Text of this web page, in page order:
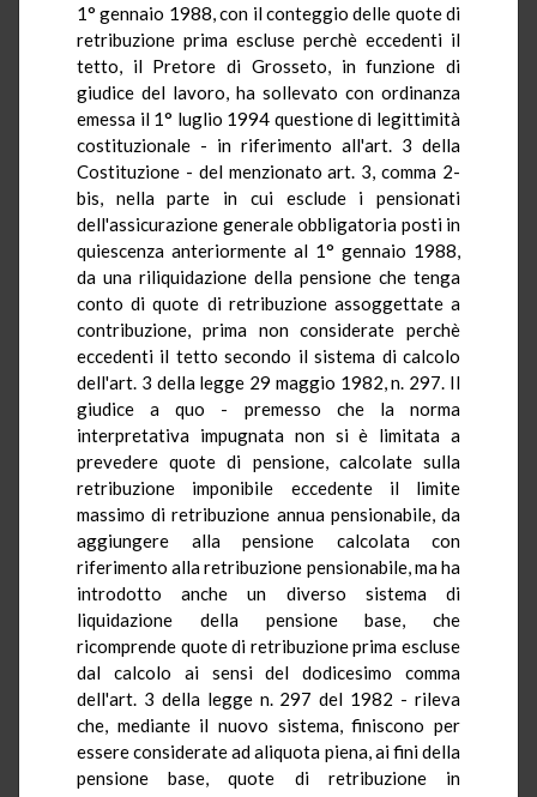
1° gennaio 1988, con il conteggio delle quote di
retribuzione prima escluse perchè eccedenti il
tetto, il Pretore di Grosseto, in funzione di
giudice del lavoro, ha sollevato con ordinanza
emessa il 1° luglio 1994 questione di legittimità
costituzionale - in riferimento all'art. 3 della
Costituzione - del menzionato art. 3, comma 2-
bis, nella parte in cui esclude i pensionati
dell'assicurazione generale obbligatoria posti in
quiescenza anteriormente al 1° gennaio 1988,
da una riliquidazione della pensione che tenga
conto di quote di retribuzione assoggettate a
contribuzione, prima non considerate perchè
eccedenti il tetto secondo il sistema di calcolo
dell'art. 3 della legge 29 maggio 1982, n. 297. Il
giudice a quo - premesso che la norma
interpretativa impugnata non si è limitata a
prevedere quote di pensione, calcolate sulla
retribuzione imponibile eccedente il limite
massimo di retribuzione annua pensionabile, da
aggiungere alla pensione calcolata con
riferimento alla retribuzione pensionabile, ma ha
introdotto anche un diverso sistema di
liquidazione della pensione base, che
ricomprende quote di retribuzione prima escluse
dal calcolo ai sensi del dodicesimo comma
dell'art. 3 della legge n. 297 del 1982 - rileva
che, mediante il nuovo sistema, finiscono per
essere considerate ad aliquota piena, ai fini della
pensione base, quote di retribuzione in